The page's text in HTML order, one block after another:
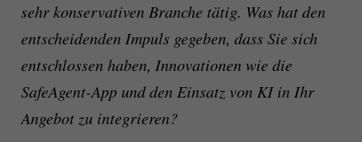
sehr konservativen Branche tätig. Was hat den
entscheidenden Impuls gegeben, dass Sie sich
entschlossen haben, Innovationen wie die
SafeAgent-App und den Einsatz von KI in Ihr
Angebot zu integrieren?